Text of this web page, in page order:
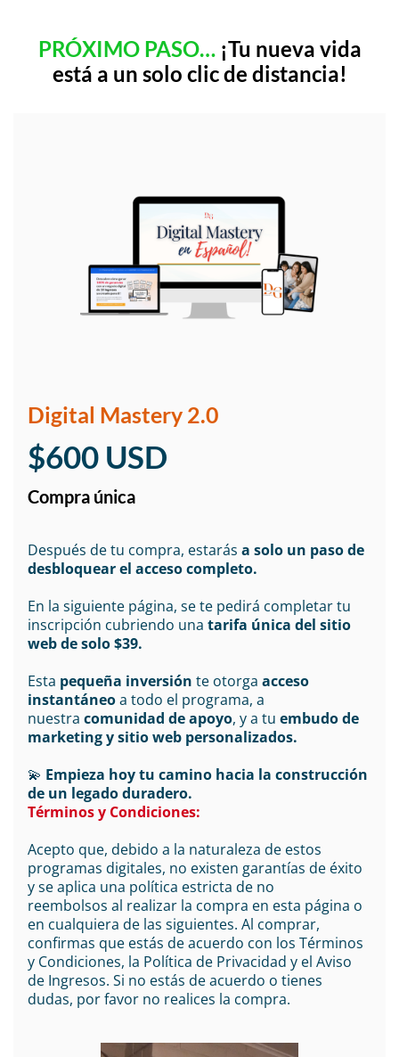
PRÓXIMO PASO… ¡Tu nueva vida
está a un solo clic de distancia!
Digital Mastery 2.0
$600 USD
Compra única
Después de tu compra, estarás a solo un paso de
desbloquear el acceso completo.
En la siguiente página, se te pedirá completar tu
inscripción cubriendo una tarifa única del sitio
web de solo $39.
Esta pequeña inversión te otorga acceso
instantáneoa todo el programa, a
nuestra comunidad de apoyo, y a tu embudo de
marketing y sitio web personalizados.
💫 Empieza hoy tu camino hacia la construcción
de un legado duradero.
Términos y Condiciones:
Acepto que, debido a la naturaleza de estos
programas digitales, no existen garantías de éxito
y se aplica una política estricta de no
reembolsos al realizar la compra en esta página o
en cualquiera de las siguientes. Al comprar,
confirmas que estás de acuerdo con los Términos
y Condiciones, la Política de Privacidad y el Aviso
de Ingresos. Si no estás de acuerdo o tienes
dudas, por favor no realices la compra.